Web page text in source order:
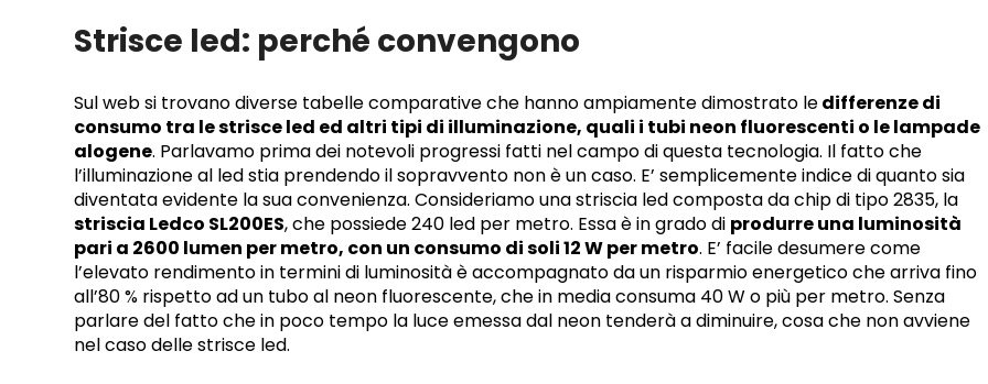
Strisce led: perché convengono
Sul web si trovano diverse tabelle comparative che hanno ampiamente dimostrato ledifferenze di
consumo tra le strisce led ed altri tipi di illuminazione, quali i tubi neon fluorescenti o le lampade
alogene. Parlavamo prima dei notevoli progressi fatti nel campo di questa tecnologia. Il fatto che
l’illuminazione al led stia prendendo il sopravvento non è un caso. E’ semplicemente indice di quanto sia
diventata evidente la sua convenienza. Consideriamo una striscia led composta da chip di tipo 2835, la
striscia Ledco SL200ES, che possiede 240 led per metro. Essa è in grado di produrre una luminosità
pari a 2600 lumen per metro, con un consumo di soli 12 W per metro. E’ facile desumere come
l’elevato rendimento in termini di luminosità è accompagnato da un risparmio energetico che arriva fino
all’80 % rispetto ad un tubo al neon fluorescente, che in media consuma 40 W o più per metro. Senza
parlare del fatto che in poco tempo la luce emessa dal neon tenderà a diminuire, cosa che non avviene
nel caso delle strisce led.